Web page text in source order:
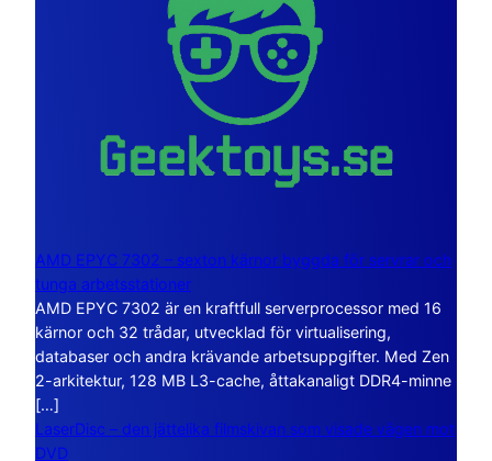
AMD EPYC 7302 – sexton kärnor byggda för servrar och
tunga arbetsstationer
AMD EPYC 7302 är en kraftfull serverprocessor med 16
kärnor och 32 trådar, utvecklad för virtualisering,
databaser och andra krävande arbetsuppgifter. Med Zen
2-arkitektur, 128 MB L3-cache, åttakanaligt DDR4-minne
[…]
LaserDisc – den jättelika filmskivan som visade vägen mot
DVD